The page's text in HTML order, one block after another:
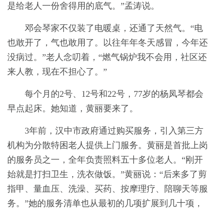
是给老人一份舍得用的底气。”孟涛说。
邓会琴家不仅装了电暖桌，还通了天然气。“电
也敢开了，气也敢用了。以往年年冬天感冒，今年还
没病过。”老人念叨着，“燃气锅炉我不会用，社区还
来人教，现在不担心了。”
每个月的2号、12号和22号，77岁的杨凤琴都会
早点起床。她知道，黄丽要来了。
3年前，汉中市政府通过购买服务，引入第三方
机构为分散特困老人提供上门服务。黄丽是首批上岗
的服务员之一，全年负责照料五十多位老人。“刚开
始就是打扫卫生，洗衣做饭。”黄丽说：“后来多了剪
指甲、量血压、洗澡、买药、按摩理疗、陪聊天等服
务。”她的服务清单也从最初的几项扩展到几十项，